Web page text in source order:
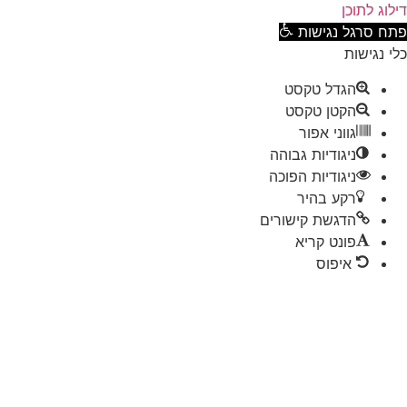
לתוכן
סרגל נגישות
נגישות
הגדל טקסט
הקטן טקסט
גווני אפור
ניגודיות גבוהה
ניגודיות הפוכה
רקע בהיר
הדגשת קישורים
פונט קריא
איפוס